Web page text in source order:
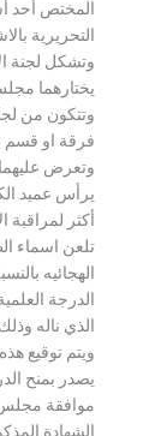
المختص أحد
التحريرية
وتشكل لجنة
يختارهما
وتتكون من
فرقة او قسم
وتعرض عليهما
يرأس عميد
أكثر لمراقبة
تلعن اسماء
الهجائيه
الدرجة
الذي ناله
ويتم توقيع
يصدر بمنح
موافقة
الشهادة